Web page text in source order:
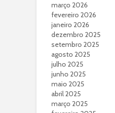
março 2026
fevereiro 2026
janeiro 2026
dezembro 2025
setembro 2025
agosto 2025
julho 2025
junho 2025
maio 2025
abril 2025
março 2025